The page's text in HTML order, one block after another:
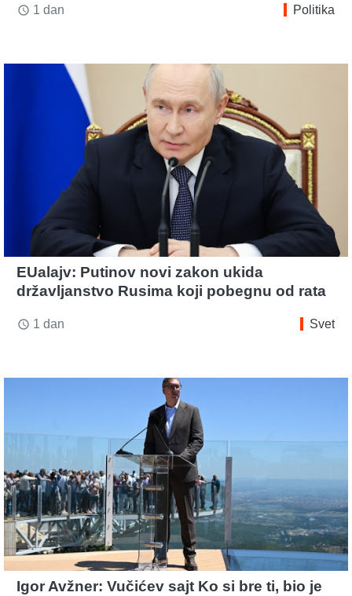
access_time 1 dan Politika
EUalajv: Putinov novi zakon ukida
državljanstvo Rusima koji pobegnu od rata
access_time 1 dan Svet
Igor Avžner: Vučićev sajt Ko si bre ti, bio je